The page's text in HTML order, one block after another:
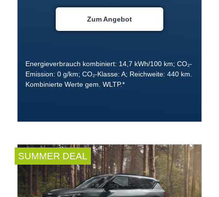
Zum Angebot
Energieverbrauch kombiniert: 14,7 kWh/100 km; CO₂-
Emission: 0 g/km; CO₂-Klasse: A; Reichweite: 440 km.
Kombinierte Werte gem. WLTP.*
SUMMER DEAL